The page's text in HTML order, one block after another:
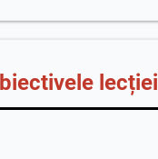
lecției